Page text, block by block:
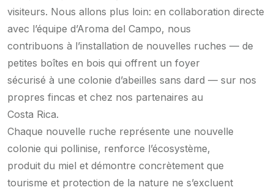
visiteurs. Nous allons plus loin: en collaboration directe
avec l’équipe d’Aroma del Campo, nous
contribuons à l’installation de nouvelles ruches — de
petites boîtes en bois qui offrent un foyer
sécurisé à une colonie d’abeilles sans dard — sur nos
propres fincas et chez nos partenaires au
Costa Rica.
Chaque nouvelle ruche représente une nouvelle
colonie qui pollinise, renforce l’écosystème,
produit du miel et démontre concrètement que
tourisme et protection de la nature ne s’excluent